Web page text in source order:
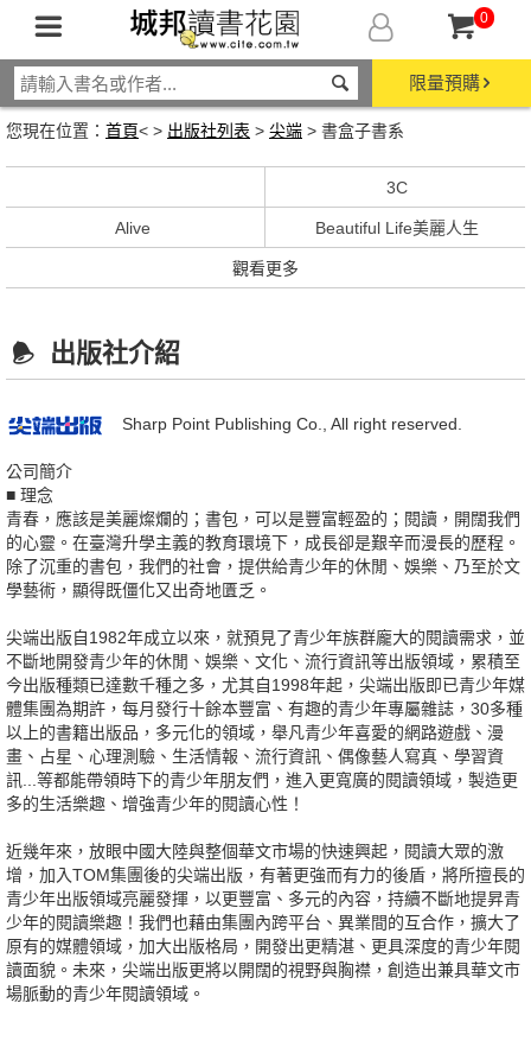
0
限量預購
您現在位置： 首頁< > 出版社列表 > 尖端 > 書盒子書系
3C
Alive Beautiful Life美麗人生
觀看更多
出版社介紹
Sharp Point Publishing Co., All right reserved.
公司簡介
■ 理念
青春，應該是美麗燦爛的；書包，可以是豐富輕盈的；閱讀，開闊我們
的心靈。在臺灣升學主義的教育環境下，成長卻是艱辛而漫長的歷程。
除了沉重的書包，我們的社會，提供給青少年的休閒、娛樂、乃至於文
學藝術，顯得既僵化又出奇地匱乏。
尖端出版自1982年成立以來，就預見了青少年族群龐大的閱讀需求，並
不斷地開發青少年的休閒、娛樂、文化、流行資訊等出版領域，累積至
今出版種類已達數千種之多，尤其自1998年起，尖端出版即已青少年媒
體集團為期許，每月發行十餘本豐富、有趣的青少年專屬雜誌，30多種
以上的書籍出版品，多元化的領域，舉凡青少年喜愛的網路遊戲、漫
畫、占星、心理測驗、生活情報、流行資訊、偶像藝人寫真、學習資
訊...等都能帶領時下的青少年朋友們，進入更寬廣的閱讀領域，製造更
多的生活樂趣、增強青少年的閱讀心性！
近幾年來，放眼中國大陸與整個華文市場的快速興起，閱讀大眾的激
增，加入TOM集團後的尖端出版，有著更強而有力的後盾，將所擅長的
青少年出版領域亮麗發揮，以更豐富、多元的內容，持續不斷地提昇青
少年的閱讀樂趣！我們也藉由集團內跨平台、異業間的互合作，擴大了
原有的媒體領域，加大出版格局，開發出更精湛、更具深度的青少年閱
讀面貌。未來，尖端出版更將以開闊的視野與胸襟，創造出兼具華文市
場脈動的青少年閱讀領域。